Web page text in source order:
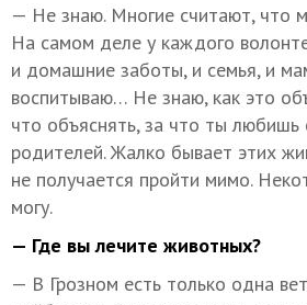
— Не знаю. Многие считают, что
На самом деле у каждого
и домашние заботы, и семья, и
воспитываю… Не знаю, как это
что объяснять, за что ты любишь
родителей. Жалко бывает этих
не получается пройти мимо.
могу.
— Где вы лечите животных?
— В Грозном есть только одна